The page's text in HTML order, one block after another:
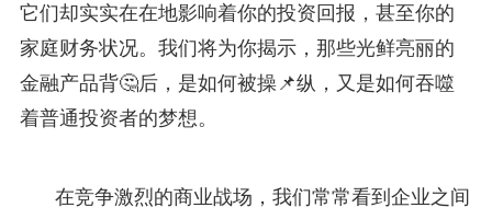
它们却实实在在地影响着你的投资回报，甚至你的
家庭财务状况。我们将为你揭示，那些光鲜亮丽的
金融产品背🤔后，是如何被操📌纵，又是如何吞噬
着普通投资者的梦想。
在竞争激烈的商业战场，我们常常看到企业之间